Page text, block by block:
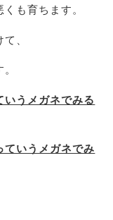
も育ちます。
、
いうメガネでみる
ていうメガネでみ